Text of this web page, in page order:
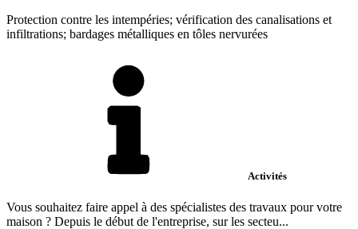
Protection contre les intempéries; vérification des canalisations et
infiltrations; bardages métalliques en tôles nervurées
Activités
Vous souhaitez faire appel à des spécialistes des travaux pour votre
maison ? Depuis le début de l'entreprise, sur les secteu...